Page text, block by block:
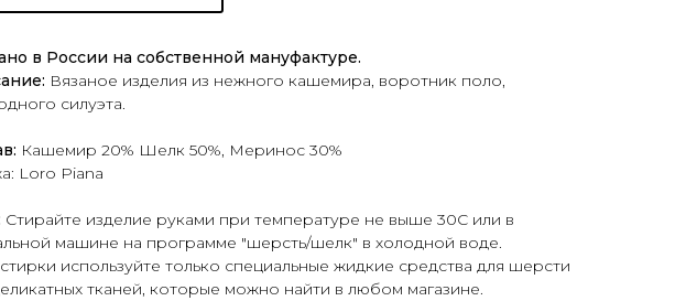
в России на собственной мануфактуре.
Вязаное изделия из нежного кашемира, воротник поло,
силуэта.
Кашемир 20% Шелк 50%, Меринос 30%
Loro Piana
Стирайте изделие руками при температуре не выше 30С или в
машине на программе "шерсть/шелк" в холодной воде.
стирки используйте только специальные жидкие средства для шерсти
тканей, которые можно найти в любом магазине.